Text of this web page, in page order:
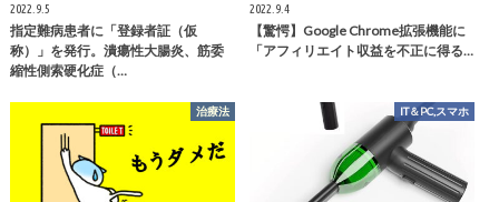
2022.9.5
指定難病患者に「登録者証（仮
称）」を発行。潰瘍性大腸炎、筋委
縮性側索硬化症（…
2022.9.4
【驚愕】Google Chrome拡張機能に
「アフィリエイト収益を不正に得る…
治療法 IT＆PC,スマホ